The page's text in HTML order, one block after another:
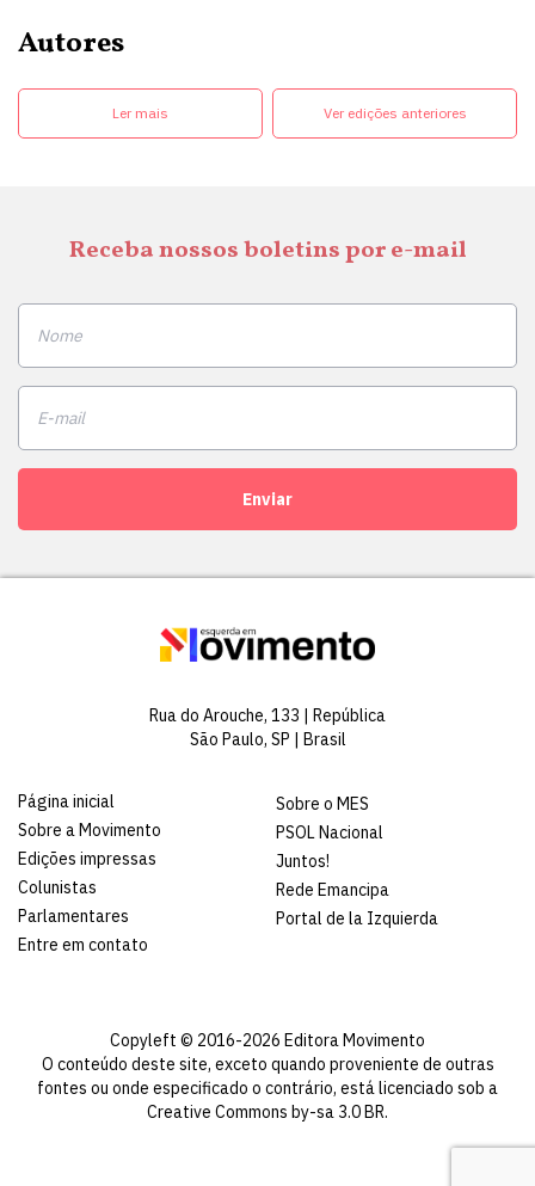
Autores
Ler mais Ver edições anteriores
Receba nossos boletins por e-mail
Enviar
Rua do Arouche, 133 | República
São Paulo, SP | Brasil
Página inicial
Sobre a Movimento
Edições impressas
Colunistas
Parlamentares
Entre em contato
Sobre o MES
PSOL Nacional
Juntos!
Rede Emancipa
Portal de la Izquierda
Copyleft © 2016-2026 Editora Movimento
O conteúdo deste site, exceto quando proveniente de outras
fontes ou onde especificado o contrário, está licenciado sob a
Creative Commons by-sa 3.0 BR.